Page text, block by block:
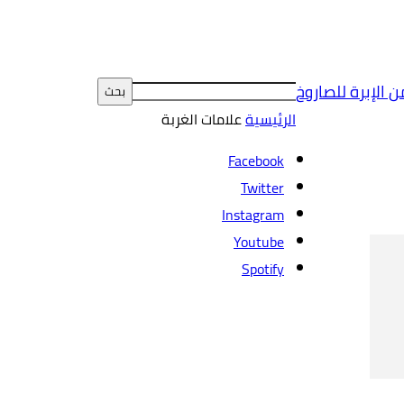
الإبرة للصاروخ
الرئيسيةعلاماتالغربة
Facebook
Twitter
Instagram
Youtube
Spotify